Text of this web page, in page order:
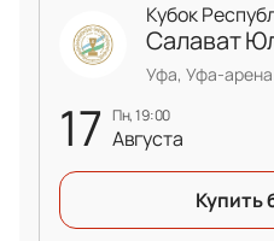
17 пн, 19:00
Августа
Кубок
Салават
Уфа, Уфа-арена
Купить